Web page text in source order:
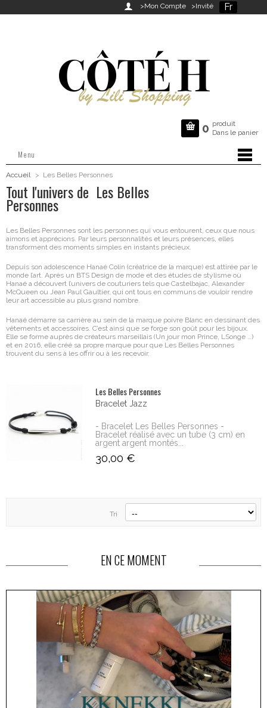
Fr
 >Mon Compte >Invité
 0 produit
Dans le panier
Menu
Accueil > Les Belles Personnes
Tout l'univers de Les Belles
Personnes
Les Belles Personnes sont les personnes qui vous entourent, ceux que nous
aimons et apprécions. Par leurs personnalités et leurs présences, elles
transforment des moments simples en instants précieux.
Depuis son adolescence Hanaé Colin (créatrice de la marque) est attirée par le
monde l’art. Après un BTS Design de mode et des études de stylisme où
Hanaé a découvert l’univers de couturiers tels que Castelbajac, Alexander
McQueen ou Jean Paul Gaultier, qui ont tous en communs de vouloir rendre
leur art accessible au plus grand nombre.
Hanaé démarre sa carrière au sein de la marque poivre Blanc en dessinant des
vêtements et accessoires. C’est ainsi que se forge son goût pour les bijoux.
Elle se forme auprès de créateurs marseillais (Un jour mon Prince, LSonge …)
et en 2016, elle créé sa propre marque pour que Les Belles Personnes
trouvent du sens à les offrir ou à les recevoir.
Les Belles Personnes
Bracelet Jazz
- Bracelet Les Belles Personnes -
Bracelet réalisé avec un tube (3 cm) en
argent argent montés...
30,00 €
Tri
EN CE MOMENT